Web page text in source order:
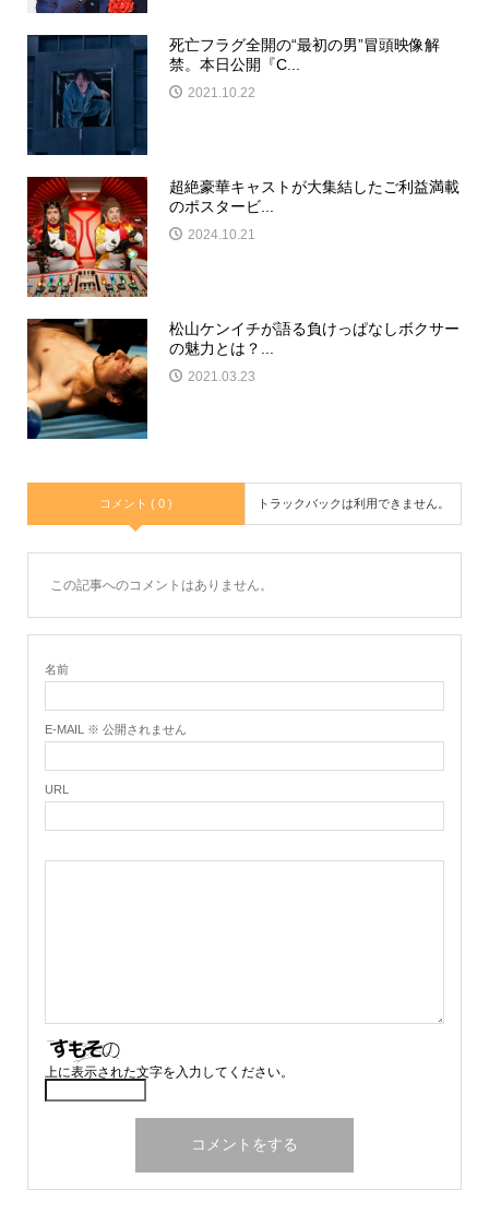
死亡フラグ全開の“最初の男”冒頭映像解
禁。本日公開『C...
2021.10.22
超絶豪華キャストが大集結したご利益満載
のポスタービ...
2024.10.21
松山ケンイチが語る負けっぱなしボクサー
の魅力とは？...
2021.03.23
コメント ( 0 ) トラックバックは利用できません。
この記事へのコメントはありません。
名前
E-MAIL ※ 公開されません
URL
上に表示された文字を入力してください。